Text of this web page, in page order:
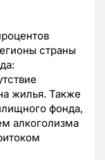
страны
жилья. Также
фонда,
алкоголизма